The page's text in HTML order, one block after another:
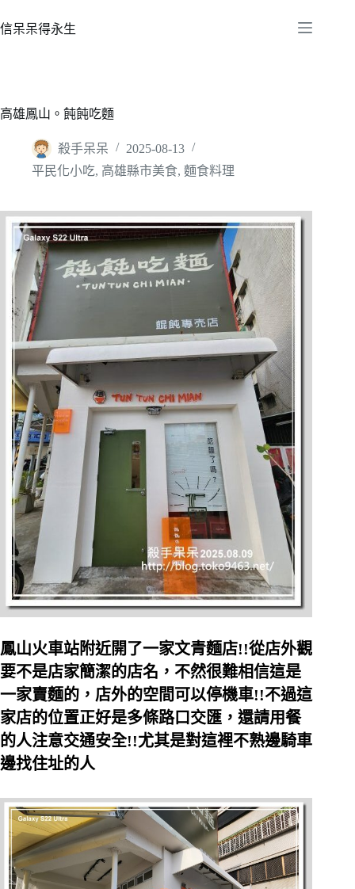
至
容
信呆呆得永生
高雄鳳山。飩飩吃麵
殺手呆呆
2025-08-13
平民化小吃, 高雄縣市美食, 麵食料理
鳳山火車站附近開了一家文青麵店!!從店外觀
要不是店家簡潔的店名，不然很難相信這是
一家賣麵的，店外的空間可以停機車!!不過這
家店的位置正好是多條路口交匯，還請用餐
的人注意交通安全!!尤其是對這裡不熟邊騎車
邊找住址的人